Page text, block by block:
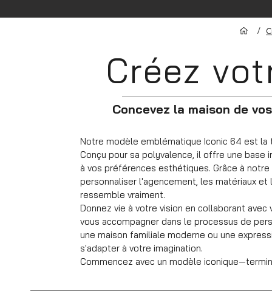
/
Créez
Concevez la maison de
Notre modèle emblématique Iconic 64 est
Conçu pour sa polyvalence, il offre une
à vos préférences esthétiques. Grâce à
personnaliser l'agencement, les matériaux
ressemble vraiment.
Donnez vie à votre vision en collaborant
vous accompagner dans le processus de
une maison familiale moderne ou une
s'adapter à votre imagination.
Commencez avec un modèle